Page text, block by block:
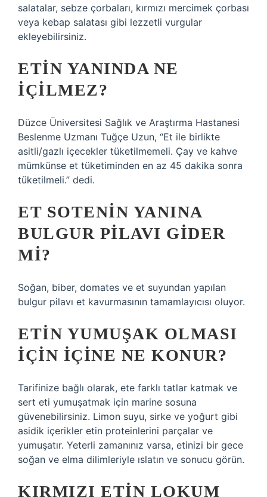
salatalar, sebze çorbaları, kırmızı mercimek çorbası
veya kebap salatası gibi lezzetli vurgular
ekleyebilirsiniz.
ETIN YANINDA NE
IÇILMEZ?
Düzce Üniversitesi Sağlık ve Araştırma Hastanesi
Beslenme Uzmanı Tuğçe Uzun, “Et ile birlikte
asitli/gazlı içecekler tüketilmemeli. Çay ve kahve
mümkünse et tüketiminden en az 45 dakika sonra
tüketilmeli.” dedi.
ET SOTENIN YANINA
BULGUR PILAVI GIDER
MI?
Soğan, biber, domates ve et suyundan yapılan
bulgur pilavı et kavurmasının tamamlayıcısı oluyor.
ETIN YUMUŞAK OLMASI
IÇIN IÇINE NE KONUR?
Tarifinize bağlı olarak, ete farklı tatlar katmak ve
sert eti yumuşatmak için marine sosuna
güvenebilirsiniz. Limon suyu, sirke ve yoğurt gibi
asidik içerikler etin proteinlerini parçalar ve
yumuşatır. Yeterli zamanınız varsa, etinizi bir gece
soğan ve elma dilimleriyle ıslatın ve sonucu görün.
KIRMIZI ETIN LOKUM